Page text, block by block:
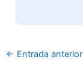
← Entrada anterior